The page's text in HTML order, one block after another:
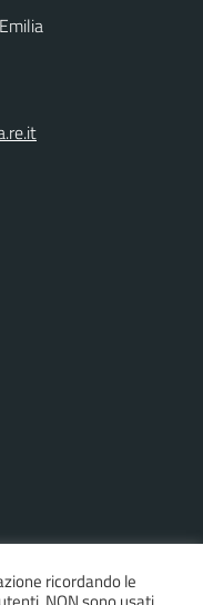
ricordando le